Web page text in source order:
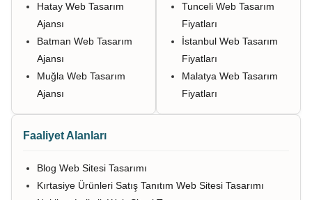
Hatay Web Tasarım
Ajansı
Batman Web Tasarım
Ajansı
Muğla Web Tasarım
Ajansı
Tunceli Web Tasarım
Fiyatları
İstanbul Web Tasarım
Fiyatları
Malatya Web Tasarım
Fiyatları
Faaliyet Alanları
Blog Web Sitesi Tasarımı
Kırtasiye Ürünleri Satış Tanıtım Web Sitesi Tasarımı